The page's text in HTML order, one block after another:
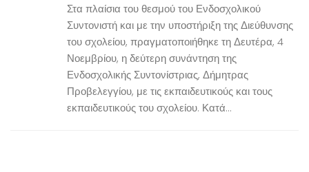
Στα πλαίσια του θεσμού του Ενδοσχολικού
Συντονιστή και με την υποστήριξη της Διεύθυνσης
του σχολείου, πραγματοποιήθηκε τη Δευτέρα, 4
Νοεμβρίου, η δεύτερη συνάντηση της
Ενδοσχολικής Συντονίστριας, Δήμητρας
Προβελεγγίου, με τις εκπαιδευτικούς και τους
εκπαιδευτικούς του σχολείου. Κατά...